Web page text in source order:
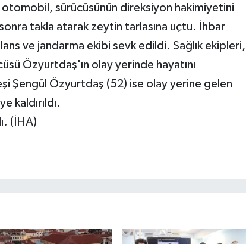
otomobil, sürücüsünün direksiyon hakimiyetini
takla atarak zeytin tarlasına uçtu. İhbar
ve jandarma ekibi sevk edildi. Sağlık ekipleri,
Özyurtdaş'ın olay yerinde hayatını
Şengül Özyurtdaş (52) ise olay yerine gelen
kaldırıldı.
(İHA)